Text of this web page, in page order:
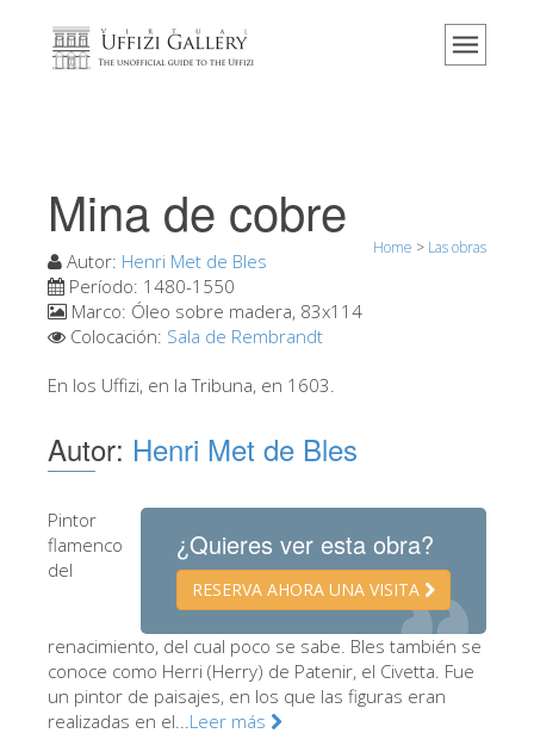
Home
Eventos y exposiciones
Los comentarios de los visitantes
Contáctenos
Visite los Uffizi
Reserve ahora
Los Artistas
Las nuevas salas
Otros Museos
Museo del Bargello
Galería de la Academia
Mina de cobre
Home > Las obras
Autor: Henri Met de Bles
Período: 1480-1550
Marco: Óleo sobre madera, 83x114
Colocación: Sala de Rembrandt
En los Uffizi, en la Tribuna, en 1603.
Autor: Henri Met de Bles
¿Quieres ver esta obra?
RESERVA AHORA UNA VISITA
Pintor
flamenco
del
renacimiento, del cual poco se sabe. Bles también se
conoce como Herri (Herry) de Patenir, el Civetta. Fue
un pintor de paisajes, en los que las figuras eran
realizadas en el...Leer más